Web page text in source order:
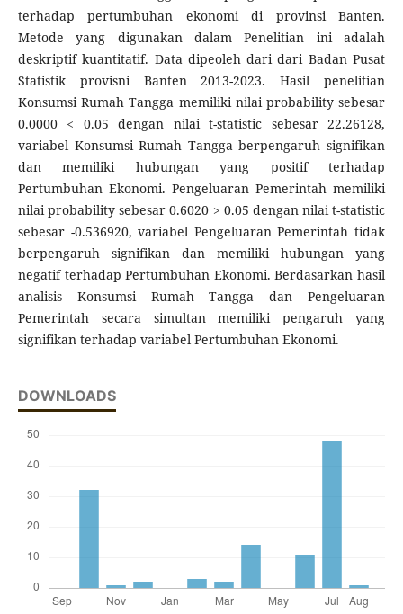
terhadap pertumbuhan ekonomi di provinsi Banten.
Metode yang digunakan dalam Penelitian ini adalah
deskriptif kuantitatif. Data dipeoleh dari dari Badan Pusat
Statistik provisni Banten 2013-2023. Hasil penelitian
Konsumsi Rumah Tangga memiliki nilai probability sebesar
0.0000 < 0.05 dengan nilai t-statistic sebesar 22.26128,
variabel Konsumsi Rumah Tangga berpengaruh signifikan
dan memiliki hubungan yang positif terhadap
Pertumbuhan Ekonomi. Pengeluaran Pemerintah memiliki
nilai probability sebesar 0.6020 > 0.05 dengan nilai t-statistic
sebesar -0.536920, variabel Pengeluaran Pemerintah tidak
berpengaruh signifikan dan memiliki hubungan yang
negatif terhadap Pertumbuhan Ekonomi. Berdasarkan hasil
analisis Konsumsi Rumah Tangga dan Pengeluaran
Pemerintah secara simultan memiliki pengaruh yang
signifikan terhadap variabel Pertumbuhan Ekonomi.
DOWNLOADS